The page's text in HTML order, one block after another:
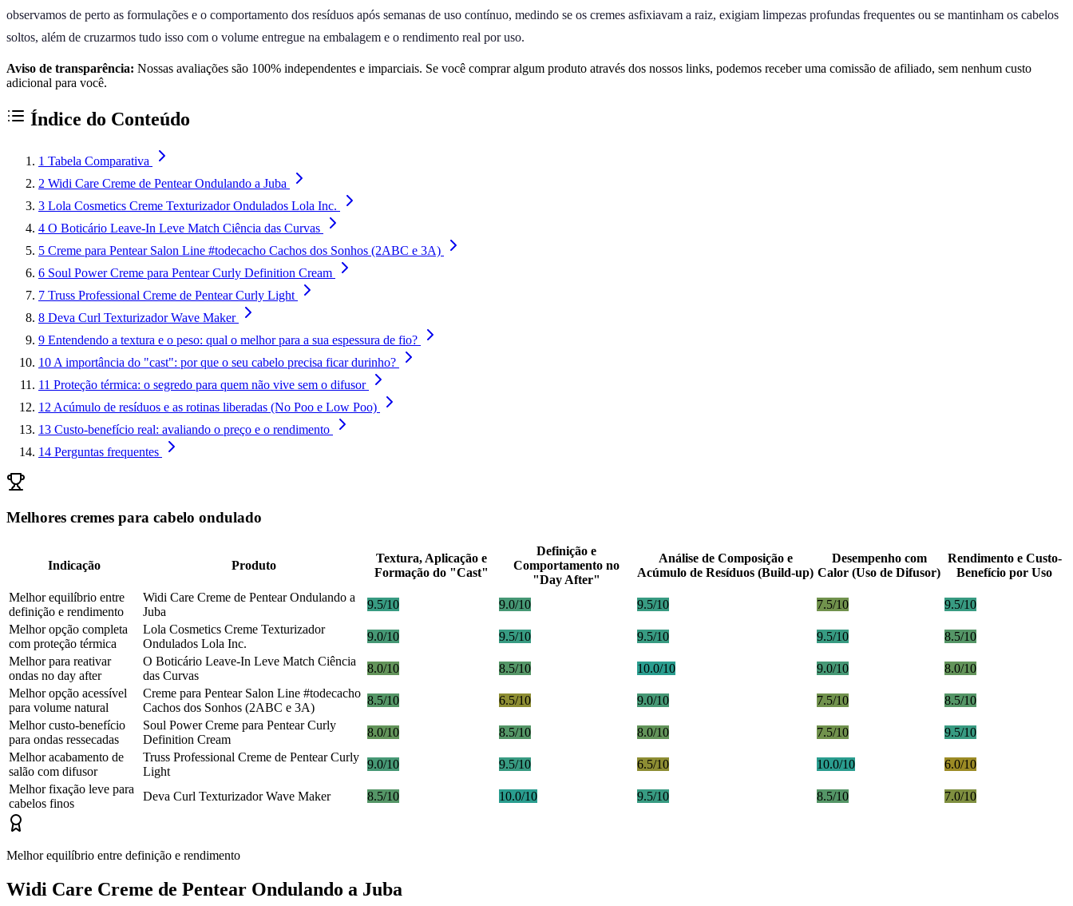
observamos de perto as formulações e o comportamento dos resíduos após semanas de uso contínuo, medindo se os cremes asfixiavam a raiz, exigiam limpezas profundas frequentes ou se mantinham os cabelos
soltos, além de cruzarmos tudo isso com o volume entregue na embalagem e o rendimento real por uso.
Aviso de transparência: Nossas avaliações são 100% independentes e imparciais. Se você comprar algum produto através dos nossos links, podemos receber uma comissão de afiliado, sem nenhum custo
adicional para você.
Índice do Conteúdo
1 Tabela Comparativa
2 Widi Care Creme de Pentear Ondulando a Juba
3 Lola Cosmetics Creme Texturizador Ondulados Lola Inc.
4 O Boticário Leave-In Leve Match Ciência das Curvas
5 Creme para Pentear Salon Line #todecacho Cachos dos Sonhos (2ABC e 3A)
6 Soul Power Creme para Pentear Curly Definition Cream
7 Truss Professional Creme de Pentear Curly Light
8 Deva Curl Texturizador Wave Maker
9 Entendendo a textura e o peso: qual o melhor para a sua espessura de fio?
10 A importância do "cast": por que o seu cabelo precisa ficar durinho?
11 Proteção térmica: o segredo para quem não vive sem o difusor
12 Acúmulo de resíduos e as rotinas liberadas (No Poo e Low Poo)
13 Custo-benefício real: avaliando o preço e o rendimento
14 Perguntas frequentes
Melhores cremes para cabelo ondulado
Indicação Produto
Textura, Aplicação e
Formação do "Cast"
Definição e
Comportamento no
"Day After"
Análise de Composição e
Acúmulo de Resíduos (Build-up)
Desempenho com
Calor (Uso de Difusor)
Rendimento e Custo-
Benefício por Uso
Melhor equilíbrio entre
definição e rendimento
Widi Care Creme de Pentear Ondulando a
Juba
9.5/10 9.0/10 9.5/10 7.5/10
9.5/10
Melhor opção completa
com proteção térmica
Lola Cosmetics Creme Texturizador
Ondulados Lola Inc.
9.0/10 9.5/10 9.5/10 9.5/10
8.5/10
Melhor para reativar
ondas no day after
O Boticário Leave-In Leve Match Ciência
das Curvas
8.0/10 8.5/10 10.0/10 9.0/10
8.0/10
Melhor opção acessível
para volume natural
Creme para Pentear Salon Line #todecacho
Cachos dos Sonhos (2ABC e 3A)
8.5/10 6.5/10 9.0/10 7.5/10
8.5/10
Melhor custo-benefício
para ondas ressecadas
Soul Power Creme para Pentear Curly
Definition Cream
8.0/10 8.5/10 8.0/10 7.5/10
9.5/10
Melhor acabamento de
salão com difusor
Truss Professional Creme de Pentear Curly
Light
9.0/10 9.5/10 6.5/10 10.0/10
6.0/10
Melhor fixação leve para
cabelos finos
Deva Curl Texturizador Wave Maker 8.5/10 10.0/10 9.5/10 8.5/10 7.0/10
Melhor equilíbrio entre definição e rendimento
Widi Care Creme de Pentear Ondulando a Juba